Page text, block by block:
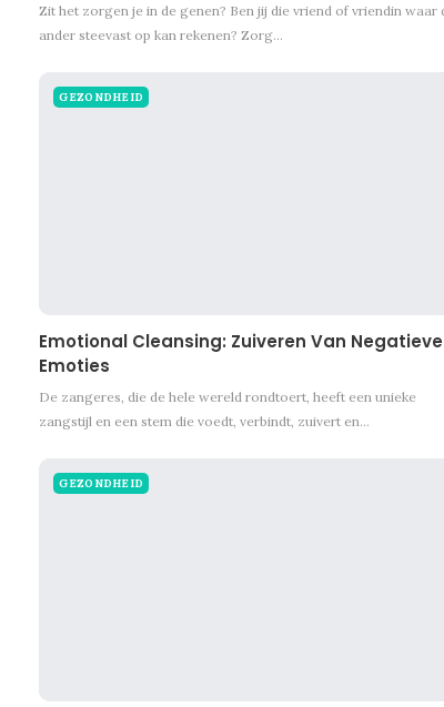
Zit het zorgen je in de genen? Ben jij die vriend of vriendin waar
ander steevast op kan rekenen? Zorg…
GEZONDHEID
Emotional Cleansing: Zuiveren Van Negatieve
Emoties
De zangeres, die de hele wereld rondtoert, heeft een unieke
zangstijl en een stem die voedt, verbindt, zuivert en…
GEZONDHEID